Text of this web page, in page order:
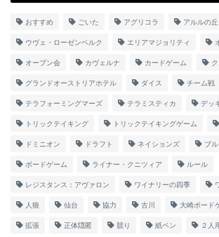
おすすめ ごいた アグリコラ アルルの丘
ウヴェ・ローゼンベルク エリアマジョリティ
オープン会 カヴェルナ カードゲーム
グランドオーストリアホテル ダイス チーム戦
テラフォーミングマーズ テラミスティカ デッ
トリックテイキング トリックテイキングゲーム
ドミニオン ドラフト ネイションズ ブ
ボードゲーム ライナー・クニツィア ルール
レジスタンス：アヴァロン ワイナリーの四季
人狼 仙台 協力 古川 大崎ボード
拡張 正体隠匿 競り 紙ペン ２人